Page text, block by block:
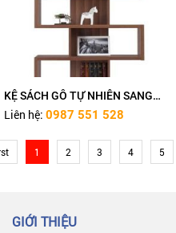
KỆ SÁCH GỖ TỰ NHIÊN SANG
TRỌNG TN467
Liên hệ: 0987 551 528
1 2 3 4 5
GIỚI THIỆU